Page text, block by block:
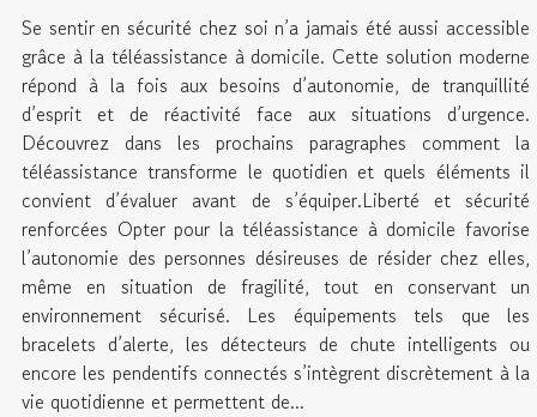
Se sentir en sécurité chez soi n’a jamais été aussi accessible
grâce à la téléassistance à domicile. Cette solution moderne
répond à la fois aux besoins d’autonomie, de tranquillité
d’esprit et de réactivité face aux situations d’urgence.
Découvrez dans les prochains paragraphes comment la
téléassistance transforme le quotidien et quels éléments il
convient d’évaluer avant de s’équiper.Liberté et sécurité
renforcées Opter pour la téléassistance à domicile favorise
l’autonomie des personnes désireuses de résider chez elles,
même en situation de fragilité, tout en conservant un
environnement sécurisé. Les équipements tels que les
bracelets d’alerte, les détecteurs de chute intelligents ou
encore les pendentifs connectés s’intègrent discrètement à la
vie quotidienne et permettent de...